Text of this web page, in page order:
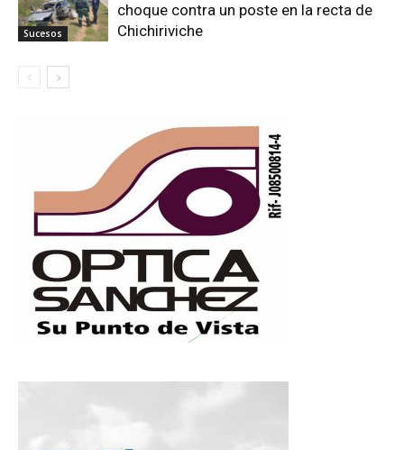
Sucesos
choque contra un poste en la recta de
Chichiriviche